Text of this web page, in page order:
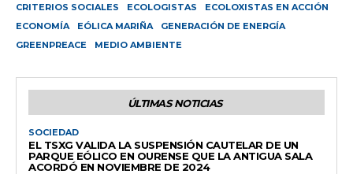
CRITERIOS SOCIALES
ECOLOGISTAS
ECOLOXISTAS EN ACCIÓN
ECONOMÍA
EÓLICA MARIÑA
GENERACIÓN DE ENERGÍA
GREENPREACE
MEDIO AMBIENTE
ÚLTIMAS NOTICIAS
SOCIEDAD
EL TSXG VALIDA LA SUSPENSIÓN CAUTELAR DE UN
PARQUE EÓLICO EN OURENSE QUE LA ANTIGUA SALA
ACORDÓ EN NOVIEMBRE DE 2024